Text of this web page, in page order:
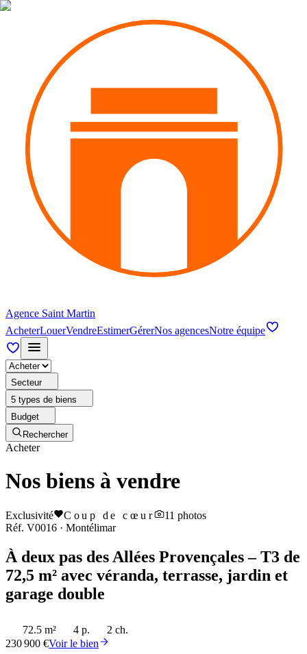
Agence Saint Martin
AcheterLouerVendreEstimerGérerNos agencesNotre équipe
Secteur
5 types de biens
Budget
Rechercher
Acheter
Nos biens à vendre
Exclusivité Coup de cœur 11 photos
Réf. V0016 · Montélimar
À deux pas des Allées Provençales – T3 de
72,5 m² avec véranda, terrasse, jardin et
garage double
72.5 m² 4 p.
2 ch.
230 900 €Voir le bien